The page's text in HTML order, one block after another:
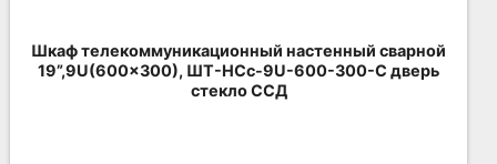
Шкаф телекоммуникационный настенный сварной
19”,9U(600x300), ШТ-НСс-9U-600-300-С дверь
стекло ССД